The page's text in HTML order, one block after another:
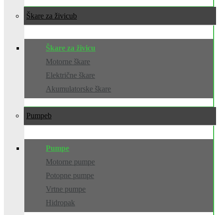
Škare za živicu
Škare za živicu
Motorne škare
Električne škare
Akumulatorske škare
Pumpe
Pumpe
Motorne pumpe
Potopne pumpe
Vrtne pumpe
Hidropak